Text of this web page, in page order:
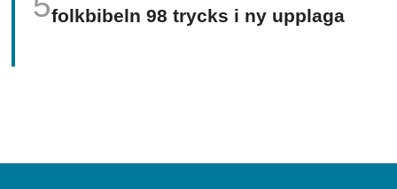
folkbibeln 98 trycks i ny upplaga